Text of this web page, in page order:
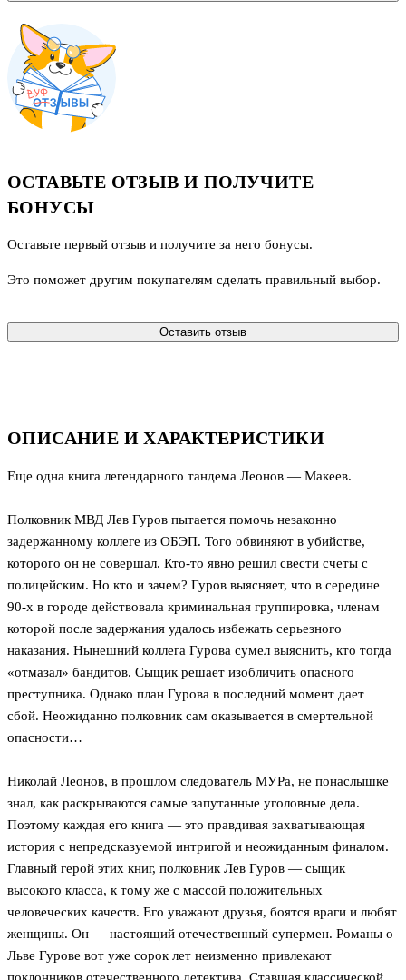
ОПИСАНИЕ И ХАРАКТЕРИСТИКИ
Еще одна книга легендарного тандема Леонов — Макеев.
Полковник МВД Лев Гуров пытается помочь незаконно
задержанному коллеге из ОБЭП. Того обвиняют в убийстве,
которого он не совершал. Кто-то явно решил свести счеты с
полицейским. Но кто и зачем? Гуров выясняет, что в середине
90-х в городе действовала криминальная группировка, членам
которой после задержания удалось избежать серьезного
наказания. Нынешний коллега Гурова сумел выяснить, кто тогда
«отмазал» бандитов. Сыщик решает изобличить опасного
преступника. Однако план Гурова в последний момент дает
сбой. Неожиданно полковник сам оказывается в смертельной
опасности…
Николай Леонов, в прошлом следователь МУРа, не понаслышке
знал, как раскрываются самые запутанные уголовные дела.
Поэтому каждая его книга — это правдивая захватывающая
история с непредсказуемой интригой и неожиданным финалом.
Главный герой этих книг, полковник Лев Гуров — сыщик
высокого класса, к тому же с массой положительных
человеческих качеств. Его уважают друзья, боятся враги и любят
женщины. Он — настоящий отечественный супермен. Романы о
Льве Гурове вот уже сорок лет неизменно привлекают
ОСТАВЬТЕ ОТЗЫВ И ПОЛУЧИТЕ
БОНУСЫ
Оставьте первый отзыв и получите за него бонусы.
Это поможет другим покупателям сделать правильный выбор.
Оставить отзыв